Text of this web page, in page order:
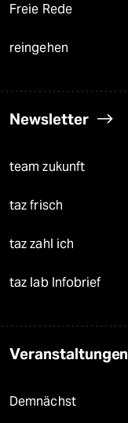
Freie Rede
reingehen
Newsletter
team zukunft
taz frisch
taz zahl ich
taz lab Infobrief
Veranstaltungen
Demnächst